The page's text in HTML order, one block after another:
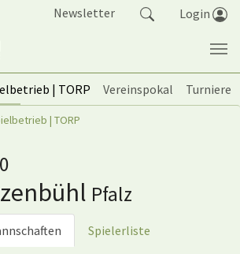
Newsletter Login
| TORP Vereinspokal
Turniere
| TORP
Pfalz
Spielerliste